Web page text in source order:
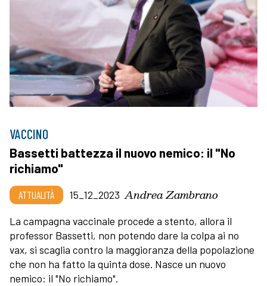
VACCINO
Bassetti battezza il nuovo nemico: il "No
richiamo"
ATTUALITÀ 15_12_2023 Andrea Zambrano
La campagna vaccinale procede a stento, allora il
professor Bassetti, non potendo dare la colpa ai no
vax, si scaglia contro la maggioranza della popolazione
che non ha fatto la quinta dose. Nasce un nuovo
nemico: il "No richiamo".